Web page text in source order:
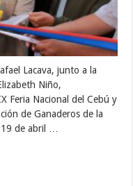
Lacava, junto a la
Niño,
Feria Nacional del Cebú y
de Ganaderos de la
de abril …